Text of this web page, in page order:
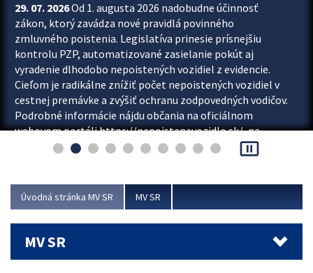
29. 07. 2026Od 1. augusta 2026 nadobudne účinnosť
zákon, ktorý zavádza nové pravidlá povinného
zmluvného poistenia. Legislatíva prinesie prísnejšiu
kontrolu PZP, automatizované zasielanie pokút aj
vyradenie dlhodobo nepoistených vozidiel z evidencie.
Cieľom je radikálne znížiť počet nepoistených vozidiel v
cestnej premávke a zvýšiť ochranu zodpovedných vodičov.
Podrobné informácie nájdu občania na oficiálnom
webovom portáli https://nepoistenevozidlo.sk/, na
ktorom od augusta pribudne aj možnosť overiť si...
pause_presentation
Úvodná stránka MV SR MV SR
MV SR